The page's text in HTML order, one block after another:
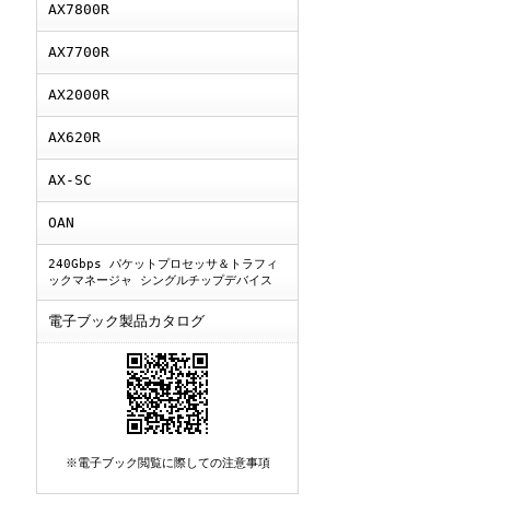
AX7800R
AX7700R
AX2000R
AX620R
AX-SC
OAN
240Gbps パケットプロセッサ＆トラフィ
ックマネージャ シングルチップデバイス
電子ブック製品カタログ
※電子ブック閲覧に際しての注意事項